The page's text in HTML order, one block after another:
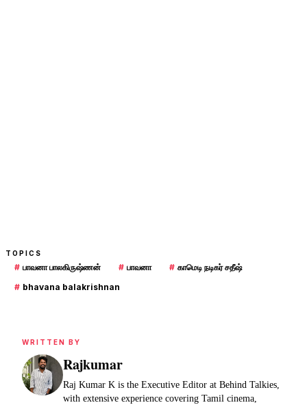
TOPICS
# பாவனா பாலகிருஷ்ணன் # பாவனா # காமெடி நடிகர் சதீஷ்
# bhavana balakrishnan
WRITTEN BY
Rajkumar
Raj Kumar K is the Executive Editor at Behind Talkies,
with extensive experience covering Tamil cinema,